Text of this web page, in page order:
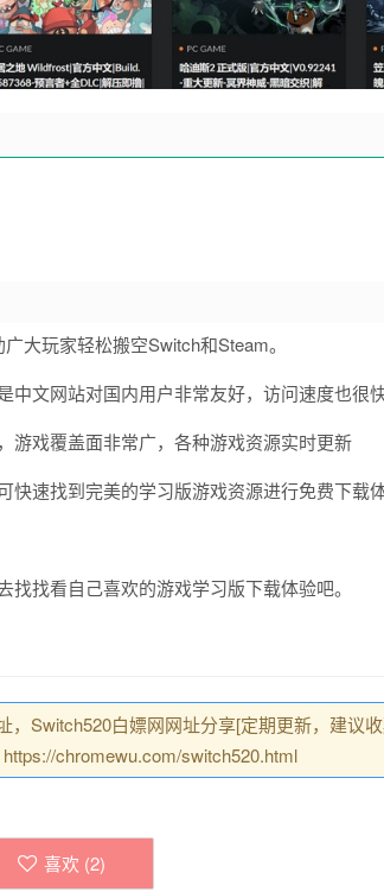
大玩家轻松搬空Switch和Steam。
文网站对国内用户非常友好，访问速度也很快
游戏覆盖面非常广，各种游戏资源实时更新
速找到完美的学习版游戏资源进行免费下载体
找看自己喜欢的游戏学习版下载体验吧。
，Switch520白嫖网网址分享[定期更新，建议
chromewu.com/switch520.html
喜欢 (2)